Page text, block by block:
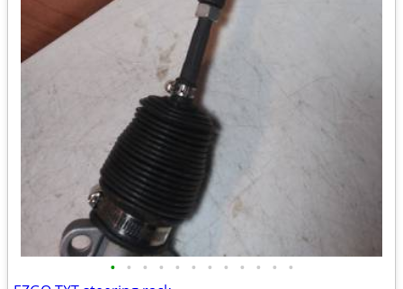
• • • • • • • • • • • •